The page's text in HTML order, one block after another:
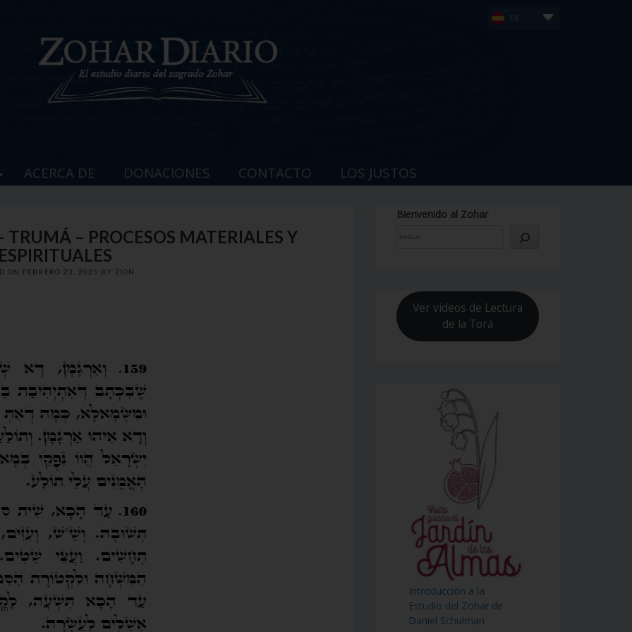
ES
ACERCA DE DONACIONES CONTACTO LOS JUSTOS
– PROCESOS MATERIALES Y
ON FEBRERO 23, 2025 BY ZION
Bienvenido al Zohar
Ver videos de Lectura
de la Torá
Introducción a la
Estudio del Zohar de
Daniel Schulman